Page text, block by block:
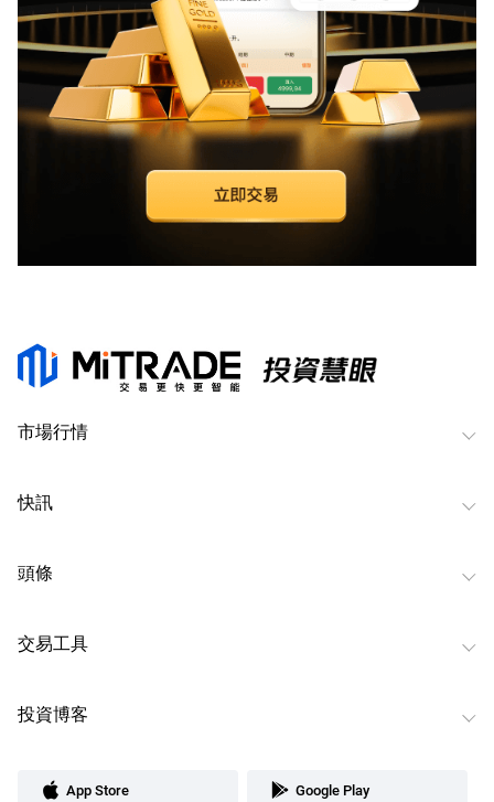
市場行情
快訊
頭條
交易工具
投資博客
App Store Google Play